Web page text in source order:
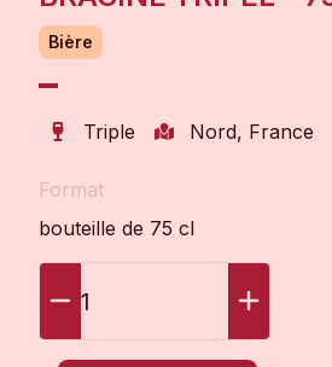
Bière
Triple Nord, France
Format
bouteille de 75 cl
1